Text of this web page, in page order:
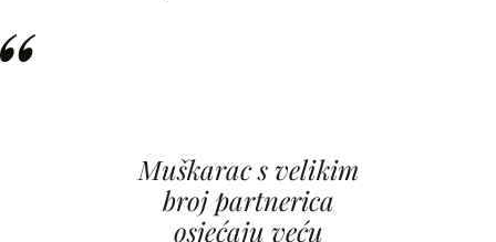
Muškarac s velikim
broj partnerica
osjećaju veću